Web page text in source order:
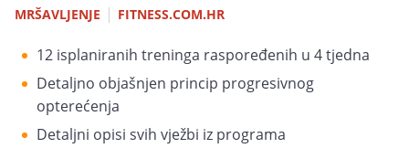
MRŠAVLJENJE | FITNESS.COM.HR
12 isplaniranih treninga raspoređenih u 4 tjedna
Detaljno objašnjen princip progresivnog
opterećenja
Detaljni opisi svih vježbi iz programa